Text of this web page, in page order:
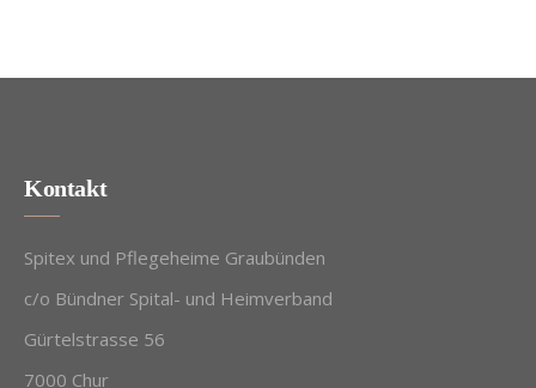
Kontakt
Spitex und Pflegeheime Graubünden
c/o Bündner Spital- und Heimverband
Gürtelstrasse 56
7000 Chur